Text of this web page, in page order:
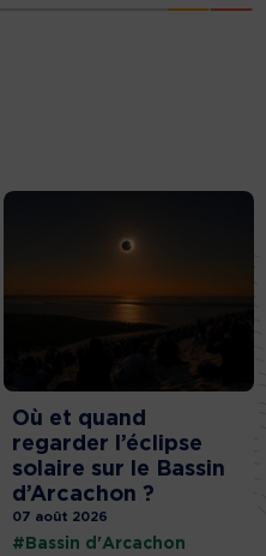
Où et quand
regarder l’éclipse
solaire sur le Bassin
d’Arcachon ?
07 août 2026
#Bassin d'Arcachon